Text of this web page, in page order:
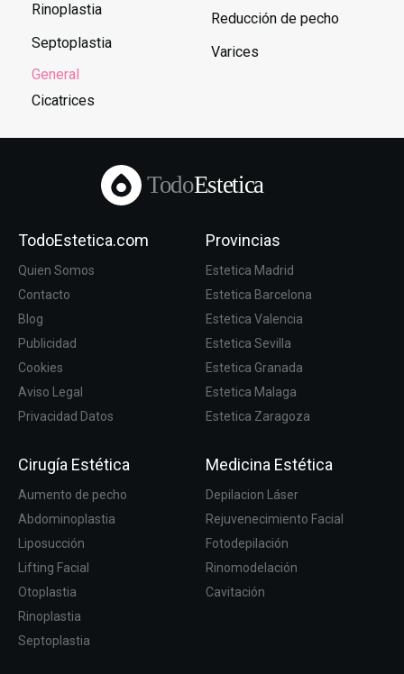
Rinoplastia
Septoplastia
General
Cicatrices
Reducción de pecho
Varices
TodoEstetica
TodoEstetica.com
Quien Somos
Contacto
Blog
Publicidad
Cookies
Aviso Legal
Privacidad Datos
Provincias
Estetica Madrid
Estetica Barcelona
Estetica Valencia
Estetica Sevilla
Estetica Granada
Estetica Malaga
Estetica Zaragoza
Cirugía Estética
Aumento de pecho
Abdominoplastia
Liposucción
Lifting Facial
Otoplastia
Rinoplastia
Septoplastia
Medicina Estética
Depilacion Láser
Rejuvenecimiento Facial
Fotodepilación
Rinomodelación
Cavitación